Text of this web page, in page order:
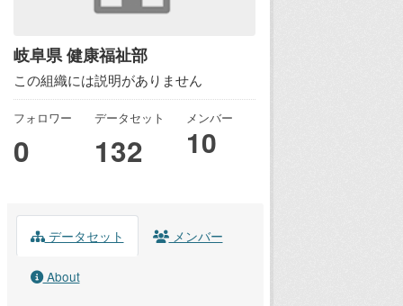
岐阜県 健康福祉部
この組織には説明がありません
フォロワー
0
データセット
132
メンバー
10
データセット メンバー
About